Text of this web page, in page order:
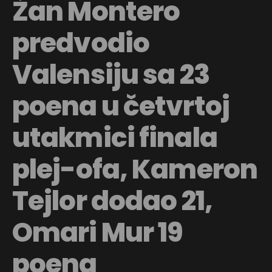
Žan Montero
predvodio
Valensiju sa 23
poena u četvrtoj
utakmici finala
plej-ofa, Kameron
Tejlor dodao 21,
Omari Mur 19
poena